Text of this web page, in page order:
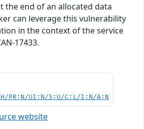
the end of an allocated data
can leverage this vulnerability
in the context of the service
17433.
PR:N/UI:N/S:U/C:L/I:N/A:N
website